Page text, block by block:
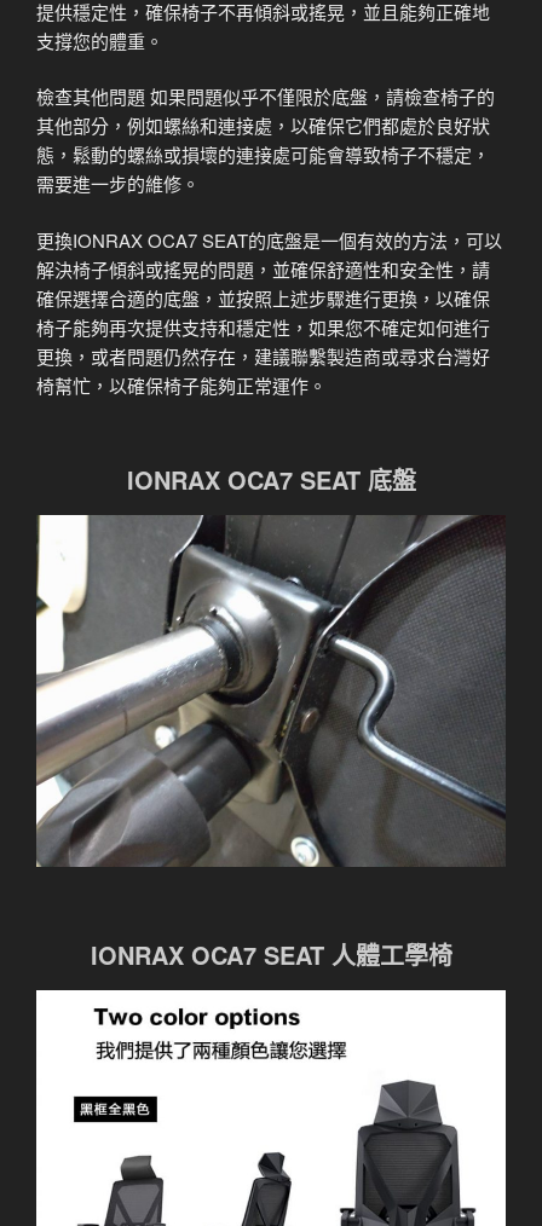
提供穩定性，確保椅子不再傾斜或搖晃，並且能夠正確地
支撐您的體重。
檢查其他問題 如果問題似乎不僅限於底盤，請檢查椅子的
其他部分，例如螺絲和連接處，以確保它們都處於良好狀
態，鬆動的螺絲或損壞的連接處可能會導致椅子不穩定，
需要進一步的維修。
更換IONRAX OCA7 SEAT的底盤是一個有效的方法，可以
解決椅子傾斜或搖晃的問題，並確保舒適性和安全性，請
確保選擇合適的底盤，並按照上述步驟進行更換，以確保
椅子能夠再次提供支持和穩定性，如果您不確定如何進行
更換，或者問題仍然存在，建議聯繫製造商或尋求台灣好
椅幫忙，以確保椅子能夠正常運作。
IONRAX OCA7 SEAT 底盤
IONRAX OCA7 SEAT 人體工學椅